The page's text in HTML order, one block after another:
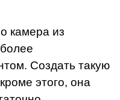
камера из
Создать такую
этого, она